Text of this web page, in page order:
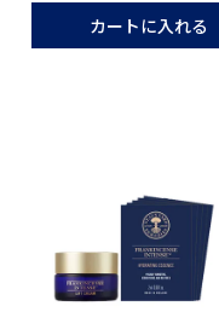
カートに入れる